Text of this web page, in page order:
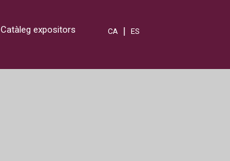
Catàleg expositors CA |ES